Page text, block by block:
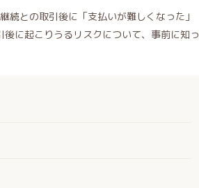
続との取引後に「支払いが難しくなった」
後に起こりうるリスクについて、事前に知っ